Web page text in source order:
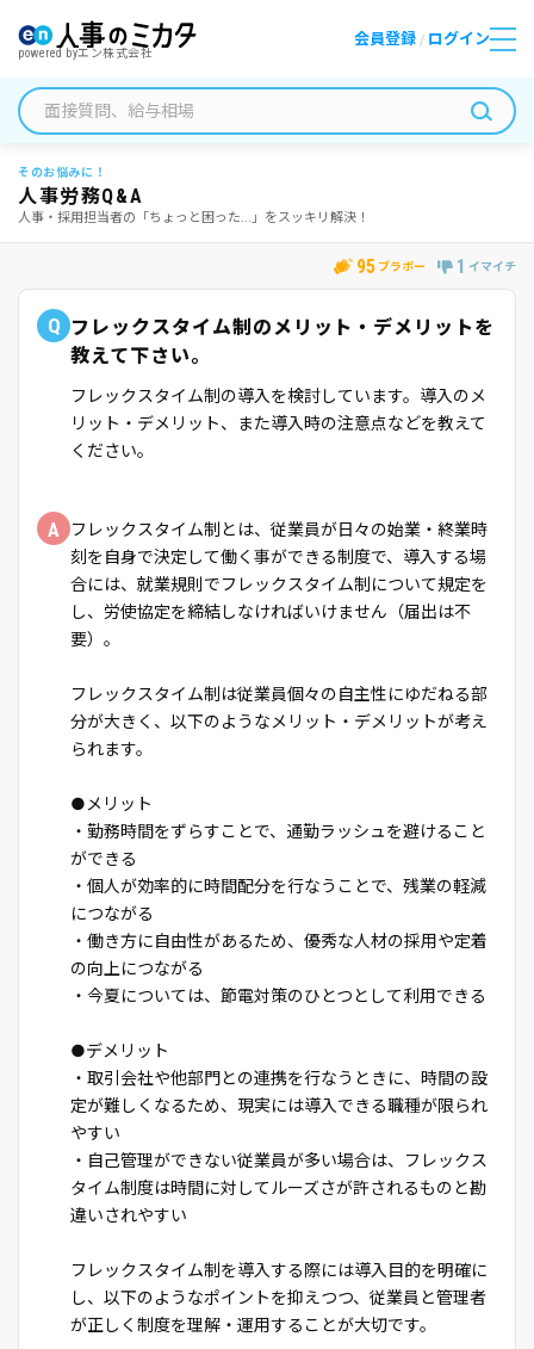
powered byエン株式会社
会員登録 / ログイン
そのお悩みに！
人事労務Q&A
人事・採用担当者の「ちょっと困った...」をスッキリ解決！
95 ブラボー 1 イマイチ
Q フレックスタイム制のメリット・デメリットを
教えて下さい。
フレックスタイム制の導入を検討しています。導入のメ
リット・デメリット、また導入時の注意点などを教えて
ください。
A
フレックスタイム制とは、従業員が日々の始業・終業時
刻を自身で決定して働く事ができる制度で、導入する場
合には、就業規則でフレックスタイム制について規定を
し、労使協定を締結しなければいけません（届出は不
要）。
フレックスタイム制は従業員個々の自主性にゆだねる部
分が大きく、以下のようなメリット・デメリットが考え
られます。
●メリット
・勤務時間をずらすことで、通勤ラッシュを避けること
ができる
・個人が効率的に時間配分を行なうことで、残業の軽減
につながる
・働き方に自由性があるため、優秀な人材の採用や定着
の向上につながる
・今夏については、節電対策のひとつとして利用できる
●デメリット
・取引会社や他部門との連携を行なうときに、時間の設
定が難しくなるため、現実には導入できる職種が限られ
やすい
・自己管理ができない従業員が多い場合は、フレックス
タイム制度は時間に対してルーズさが許されるものと勘
違いされやすい
フレックスタイム制を導入する際には導入目的を明確に
し、以下のようなポイントを抑えつつ、従業員と管理者
が正しく制度を理解・運用することが大切です。